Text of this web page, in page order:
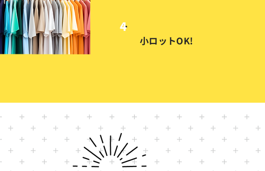
4
​小ロットOK!